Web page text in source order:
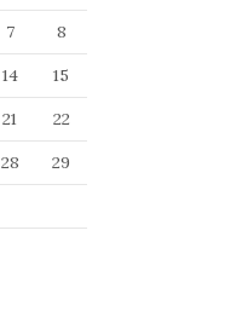
7
8
14
15
21
22
28
29